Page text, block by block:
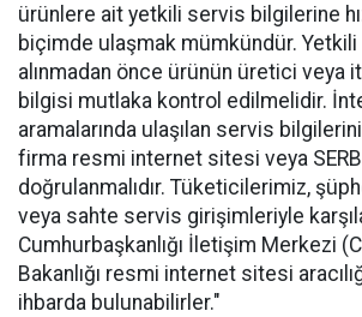
ürünlere ait yetkili servis bilgilerine
biçimde ulaşmak mümkündür.
alınmadan önce ürünün üretici veya
bilgisi mutlaka kontrol edilmelidir.
aramalarında ulaşılan servis
firma resmi internet sitesi veya
doğrulanmalıdır. Tüketicilerimiz,
veya sahte servis girişimleriyle
Cumhurbaşkanlığı İletişim Merkezi
Bakanlığı resmi internet sitesi
ihbarda bulunabilirler."